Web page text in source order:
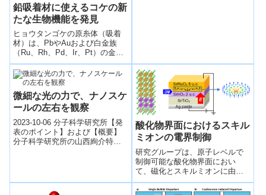
鉛吸着材に使えるコケの新
たな生物機能を発見
ヒョウタンゴケの原糸体（吸着
材）は、PbやAuおよび白金族
（Ru、Rh、Pd、Ir、Pt）の金属
類を主に、よく吸着する性質
（酸性から塩基性の幅広いpHに
おいて回収率が高い）があるこ
とが分かった
微細な光の力で、ナノスケ
ールの左右を観察
2023-10-06 分子科学研究所【発
表のポイント】および【概要】
分子科学研究所の山西絢介特任
酸化物界面におけるスキル
ミオンの電界制御
研究グループは、原子レベルで
制御可能な酸化物界面におい
て、磁化とスキルミオンに由来
する輸送特性を電界で大きく制
御することに成功し、スピント